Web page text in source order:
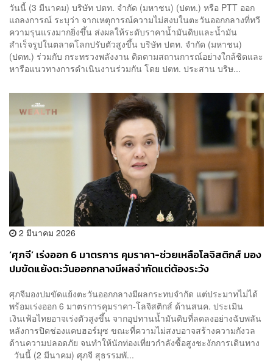
วันนี้ (3 มีนาคม) บริษัท ปตท. จำกัด (มหาชน) (ปตท.) หรือ PTT ออก
แถลงการณ์ ระบุว่า จากเหตุการณ์ความไม่สงบในตะวันออกกลางที่ทวี
ความรุนแรงมากยิ่งขึ้น ส่งผลให้ระดับราคาน้ำมันดิบและน้ำมัน
สำเร็จรูปในตลาดโลกปรับตัวสูงขึ้น บริษัท ปตท. จำกัด (มหาชน)
(ปตท.) ร่วมกับ กระทรวงพลังงาน ติดตามสถานการณ์อย่างใกล้ชิดและ
หารือแนวทางการดำเนินงานร่วมกัน โดย ปตท. ประสาน บริษ...
2 มีนาคม 2026
‘ศุภจี’ เร่งออก 6 มาตรการ คุมราคา-ช่วยเหลือโลจิสติกส์ มอง
ปมขัดแย้งตะวันออกกลางมีผลจำกัดแต่ต้องระวัง
ศุภจีมองปมขัดแย้งตะวันออกกลางมีผลกระทบจำกัด แต่ประมาทไม่ได้
พร้อมเร่งออก 6 มาตรการคุมราคา-โลจิสติกส์ ด้านสนค. ประเมิน
เงินเฟ้อไทยอาจเร่งตัวสูงขึ้น จากอุปทานน้ำมันดิบที่ลดลงอย่างฉับพลัน
หลังการปิดช่องแคบฮอร์มุซ ขณะที่ความไม่สงบอาจสร้างความกังวล
ด้านความปลอดภัย จนทำให้นักท่องเที่ยวกำลังซื้อสูงชะงักการเดินทาง
วันนี้ (2 มีนาคม) ศุภจี สุธรรมพั...